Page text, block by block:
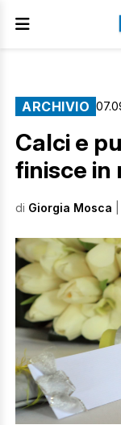
ARCHIVIO
Calci e
finisce in
di Giorgia Mosca